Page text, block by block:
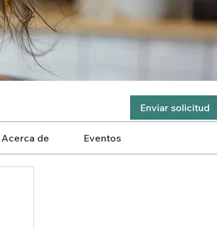
Enviar solicitud
Acerca de Eventos